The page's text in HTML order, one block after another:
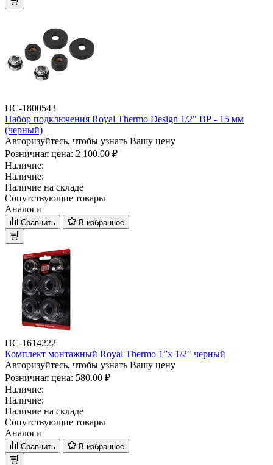
НС-1800543
Набор подключения Royal Thermo Design 1/2" ВР - 15 мм
(черный)
Авторизуйтесь, чтобы узнать Вашу цену
Розничная цена: 2 100.00 ₽
Наличие:
Наличие:
Наличие на складе
Сопутствующие товары
Аналоги
Сравнить В избранное
НС-1614222
Комплект монтажный Royal Thermo 1”х 1/2" черный
Авторизуйтесь, чтобы узнать Вашу цену
Розничная цена: 580.00 ₽
Наличие:
Наличие:
Наличие на складе
Сопутствующие товары
Аналоги
Сравнить В избранное